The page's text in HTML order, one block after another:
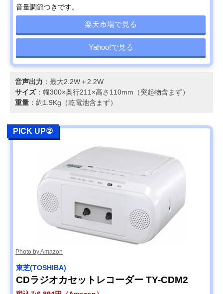
音量調節つきです。
楽天市場で見る
Yahoo!で見る
音声出力 ：最大2.2W＋2.2W
サイズ：幅300×奥行211×高さ110mm（突起物含まず）
重量 ：約1.9Kg（乾電池含まず）
PICK UP②
Photo by Amazon
東芝(TOSHIBA)
CDラジオカセットレコーダー TY-CDM2